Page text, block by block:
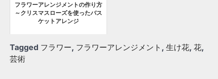
フラワーアレンジメントの作り方
～クリスマスローズを使ったバス
ケットアレンジ
Tagged フラワー, フラワーアレンジメント , 生け花, 花,
芸術